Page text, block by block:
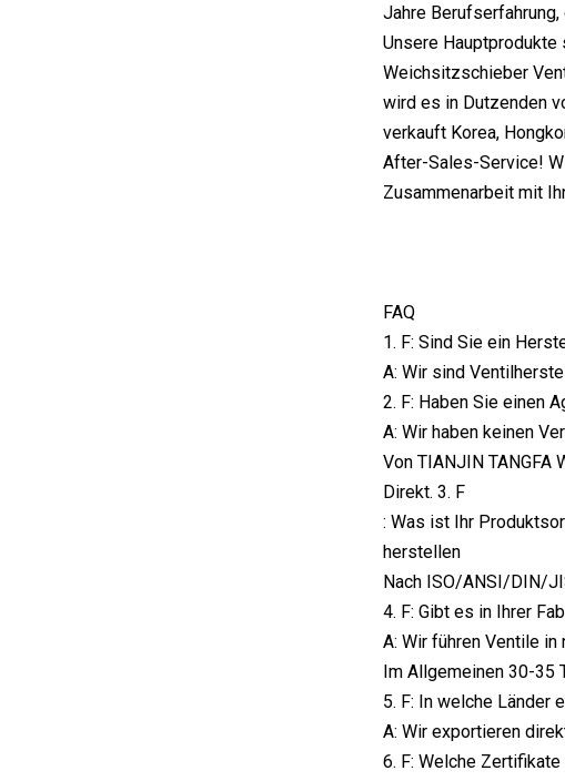
Jahre
Unsere
Weichsitzschieber
wird es in Dutzenden
verkauft Korea,
After-Sales-Service!
Zusammenarbeit mit
FAQ
1. F: Sind Sie ein
A: Wir sind
2. F: Haben Sie einen
A: Wir haben keinen
Von TIANJIN TANGFA
Direkt. 3. F
: Was ist Ihr
herstellen
Nach ISO/ANSI/DIN/
4. F: Gibt es in Ihrer
A: Wir führen Ventile
Im Allgemeinen 30-35
5. F: In welche Länder
A: Wir exportieren
6. F: Welche